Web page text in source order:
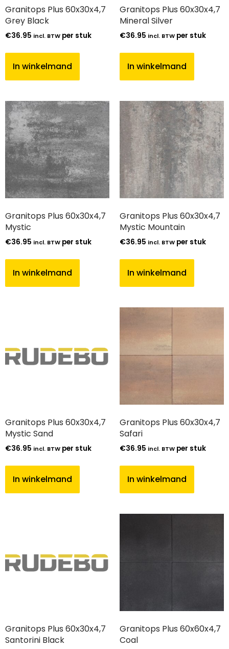
Granitops Plus 60x30x4,7
Grey Black
€36.95 incl. BTW per stuk
In winkelmand
Granitops Plus 60x30x4,7
Mineral Silver
€36.95 incl. BTW per stuk
In winkelmand
Granitops Plus 60x30x4,7
Mystic
€36.95 incl. BTW per stuk
In winkelmand
Granitops Plus 60x30x4,7
Mystic Mountain
€36.95 incl. BTW per stuk
In winkelmand
Granitops Plus 60x30x4,7
Mystic Sand
€36.95 incl. BTW per stuk
In winkelmand
Granitops Plus 60x30x4,7
Safari
€36.95 incl. BTW per stuk
In winkelmand
Granitops Plus 60x30x4,7
Santorini Black
Granitops Plus 60x60x4,7
Coal